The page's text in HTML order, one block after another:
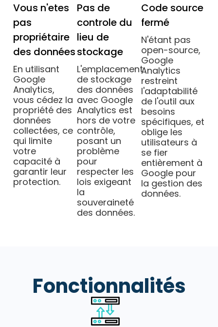
Vous n'etes
pas
propriétaire
des données
En utilisant
Google
Analytics,
vous cédez la
propriété des
données
collectées, ce
qui limite
votre
capacité à
garantir leur
protection.
Pas de
controle du
lieu de
stockage
L'emplacement
de stockage
des données
avec Google
Analytics est
hors de votre
contrôle,
posant un
problème
pour
respecter les
lois exigeant
la
souveraineté
des données.
Code source
fermé
N'étant pas
open-source,
Google
Analytics
restreint
l'adaptabilité
de l'outil aux
besoins
spécifiques, et
oblige les
utilisateurs à
se fier
entièrement à
Google pour
la gestion des
données.
Fonctionnalités